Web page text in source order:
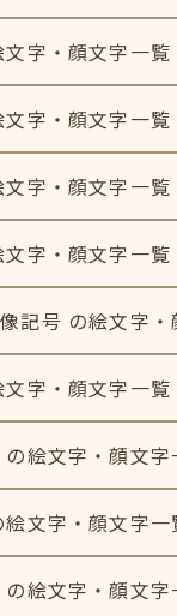
字・顔文字一覧
字・顔文字一覧
字・顔文字一覧
字・顔文字一覧
記号 の絵文字
字・顔文字一覧
絵文字・顔文字
文字・顔文字一
絵文字・顔文字